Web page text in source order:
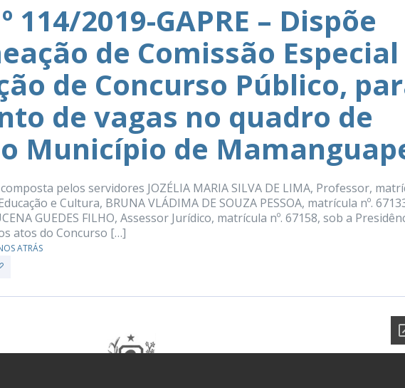
–
PB
114/2019-GAPRE – Dispõe
de Comissão Especial
de Concurso Público,
de vagas no quadro de
Município de
pelos servidores JOZÉLIA MARIA SILVA DE LIMA, Professor,
e Cultura, BRUNA VLÁDIMA DE SOUZA PESSOA, matrícula nº.
GUEDES FILHO, Assessor Jurídico, matrícula nº. 67158, sob a
atos do Concurso […]
ATRÁS